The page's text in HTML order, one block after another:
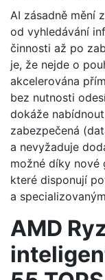
AI zásadně mění
od vyhledávání
činnosti až po
je, že nejde o
akcelerována
bez nutnosti
dokáže
zabezpečená
a nevyžaduje
možné díky nové
které disponují
a
AMD